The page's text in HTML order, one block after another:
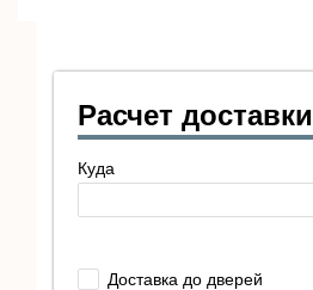
Расчет доставки
Куда
Доставка до дверей